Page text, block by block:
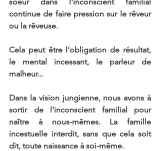
continue de faire pression sur le rêveur
ou la rêveuse.
Cela peut être l'obligation de résultat,
le mental incessant, le parleur de
malheur...
Dans la vision jungienne, nous avons à
sortir de l'inconscient familial pour
naître à nous-mêmes. La famille
incestuelle interdit, sans que cela soit
dit, toute naissance à soi-même.